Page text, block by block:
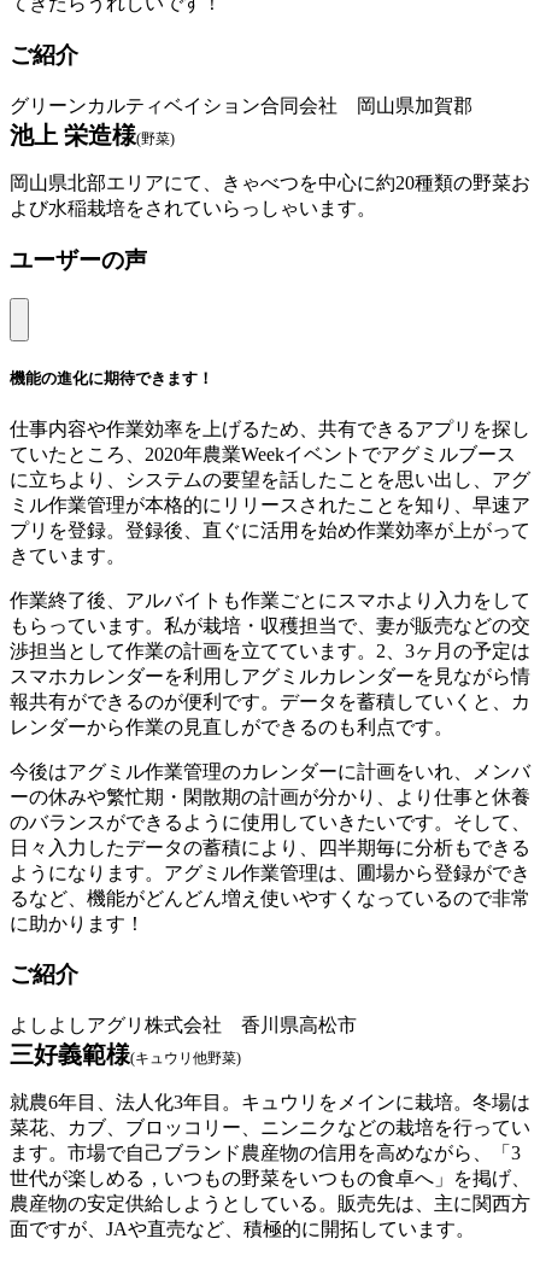
ご紹介
グリーンカルティベイション合同会社 岡山県加賀郡
池上 栄造様(野菜)
岡山県北部エリアにて、きゃべつを中心に約20種類の野菜お
よび水稲栽培をされていらっしゃいます。
ユーザーの声
機能の進化に期待できます！
仕事内容や作業効率を上げるため、共有できるアプリを探し
ていたところ、2020年農業Weekイベントでアグミルブース
に立ちより、システムの要望を話したことを思い出し、アグ
ミル作業管理が本格的にリリースされたことを知り、早速ア
プリを登録。登録後、直ぐに活用を始め作業効率が上がって
きています。
作業終了後、アルバイトも作業ごとにスマホより入力をして
もらっています。私が栽培・収穫担当で、妻が販売などの交
渉担当として作業の計画を立てています。2、3ヶ月の予定は
スマホカレンダーを利用しアグミルカレンダーを見ながら情
報共有ができるのが便利です。データを蓄積していくと、カ
レンダーから作業の見直しができるのも利点です。
今後はアグミル作業管理のカレンダーに計画をいれ、メンバ
ーの休みや繁忙期・閑散期の計画が分かり、より仕事と休養
のバランスができるように使用していきたいです。そして、
日々入力したデータの蓄積により、四半期毎に分析もできる
ようになります。アグミル作業管理は、圃場から登録ができ
るなど、機能がどんどん増え使いやすくなっているので非常
に助かります！
ご紹介
よしよしアグリ株式会社 香川県高松市
三好義範様(キュウリ他野菜)
就農6年目、法人化3年目。キュウリをメインに栽培。冬場は
菜花、カブ、ブロッコリー、ニンニクなどの栽培を行ってい
ます。市場で自己ブランド農産物の信用を高めながら、「3
世代が楽しめる，いつもの野菜をいつもの食卓へ」を掲げ、
農産物の安定供給しようとしている。販売先は、主に関西方
面ですが、JAや直売など、積極的に開拓しています。